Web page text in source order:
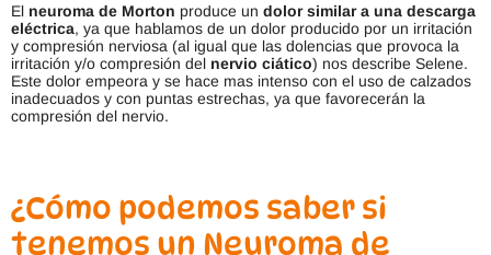
c
i
o
n
e
s
d
n
El neuroma de Morton produce un dolor similar a una descarga
eléctrica, ya que hablamos de un dolor producido por un irritación
y compresión nerviosa (al igual que las dolencias que provoca la
irritación y/o compresión del nervio ciático) nos describe Selene.
Este dolor empeora y se hace mas intenso con el uso de calzados
inadecuados y con puntas estrechas, ya que favorecerán la
compresión del nervio.
¿Cómo podemos saber si
tenemos un Neuroma de